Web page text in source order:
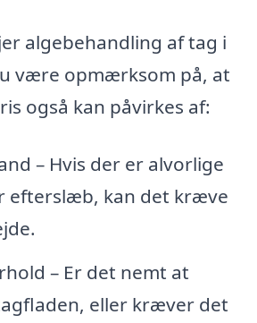
algebehandling af tag i
være opmærksom på, at
også kan påvirkes af:
– Hvis der er alvorlige
efterslæb, kan det kræve
– Er det nemt at
eller kræver det